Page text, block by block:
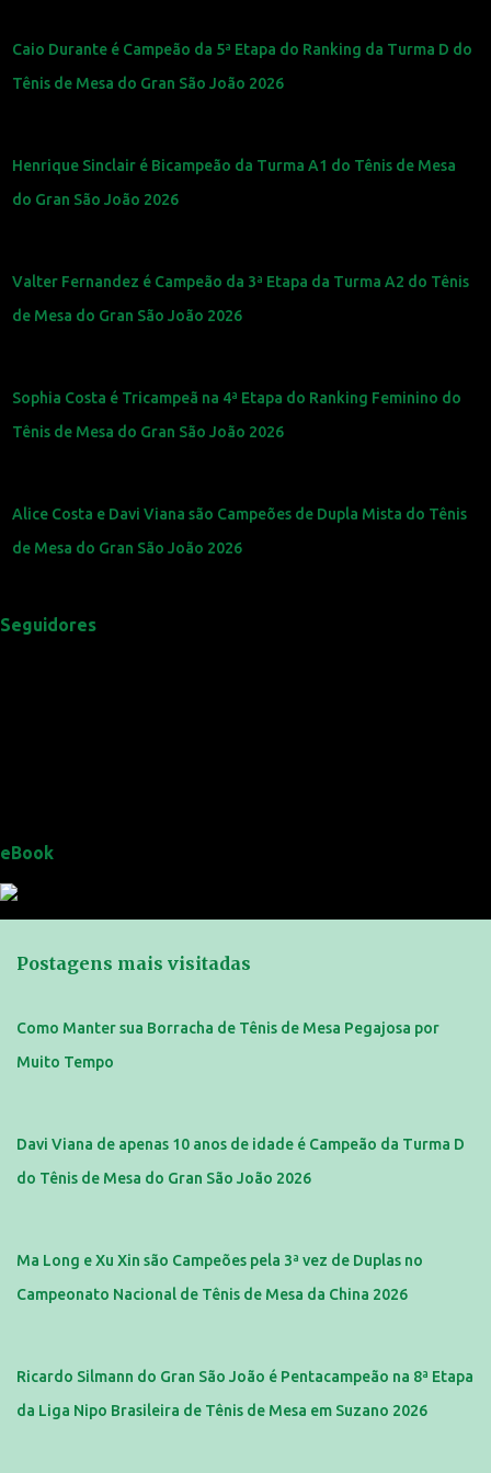
Caio Durante é Campeão da 5ª Etapa do Ranking da Turma D do
Tênis de Mesa do Gran São João 2026
Henrique Sinclair é Bicampeão da Turma A1 do Tênis de Mesa
do Gran São João 2026
Valter Fernandez é Campeão da 3ª Etapa da Turma A2 do Tênis
de Mesa do Gran São João 2026
Sophia Costa é Tricampeã na 4ª Etapa do Ranking Feminino do
Tênis de Mesa do Gran São João 2026
Alice Costa e Davi Viana são Campeões de Dupla Mista do Tênis
de Mesa do Gran São João 2026
Seguidores
eBook
Postagens mais visitadas
Como Manter sua Borracha de Tênis de Mesa Pegajosa por
Muito Tempo
Davi Viana de apenas 10 anos de idade é Campeão da Turma D
do Tênis de Mesa do Gran São João 2026
Ma Long e Xu Xin são Campeões pela 3ª vez de Duplas no
Campeonato Nacional de Tênis de Mesa da China 2026
Ricardo Silmann do Gran São João é Pentacampeão na 8ª Etapa
da Liga Nipo Brasileira de Tênis de Mesa em Suzano 2026